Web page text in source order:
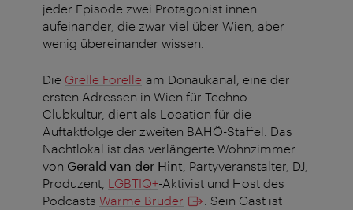
jeder Episode zwei Protagonist:innen
aufeinander, die zwar viel über Wien, aber
wenig übereinander wissen.
Die Grelle Forelle am Donaukanal, eine der
ersten Adressen in Wien für Techno-
Clubkultur, dient als Location für die
Auftaktfolge der zweiten BAHÖ-Staffel. Das
Nachtlokal ist das verlängerte Wohnzimmer
von Gerald van der Hint , Partyveranstalter, DJ,
Produzent, LGBTIQ+-Aktivist und Host des
Podcasts Warme Brüder
. Sein Gast ist